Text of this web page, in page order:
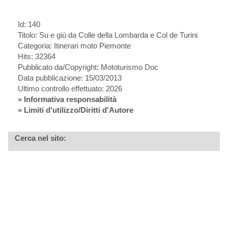
Id: 140
Titolo: Su e giù da Colle della Lombarda e Col de Turini
Categoria: Itinerari moto Piemonte
Hits: 32364
Pubblicato da/Copyright: Mototurismo Doc
Data pubblicazione: 15/03/2013
Ultimo controllo effettuato: 2026
» Informativa responsabilità
» Limiti d'utilizzo/Diritti d'Autore
Cerca nel sito: